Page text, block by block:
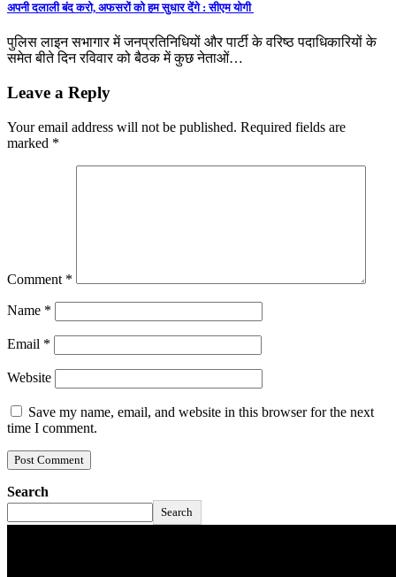
अपनी दलाली बंद करो, अफसरों को हम सुधार देंगे : सीएम योगी
पुलिस लाइन सभागार में जनप्रतिनिधियों और पार्टी के वरिष्ठ पदाधिकारियों के
समेत बीते दिन रविवार को बैठक में कुछ नेताओं…
Leave a Reply
Your email address will not be published. Required fields are
marked *
Comment *
Name *
Email *
Website
Save my name, email, and website in this browser for the next
time I comment.
Search
Search